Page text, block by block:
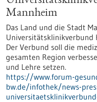
Mannheim
Das Land und die Stadt
Universitätsklinikverbund
Der Verbund soll die
gesamten Region
und Lehre setzen.
https://www.forum-
bw.de/infothek/news-